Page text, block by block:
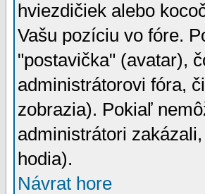
hviezdičiek alebo
Vašu pozíciu vo fóre.
"postavička" (avatar),
administrátorovi fóra,
zobrazia). Pokiaľ
administrátori
hodia).
Návrat hore